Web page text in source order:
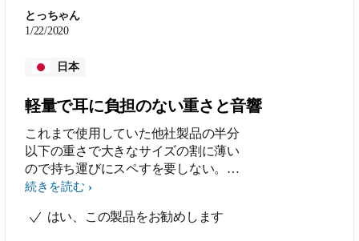
とっちゃん
1/22/2020
日本
軽量で耳に負担のない重さと音響
これまで使用していた他社製品の半分
以下の重さで大きなサイズの割に薄い
ので持ち運びにスペすを要しない。ま
た、カラーも「白」で夜間にも置き場
が非常にきれいに再生されてドラマを
続きを読む
はい、この製品をお勧めします